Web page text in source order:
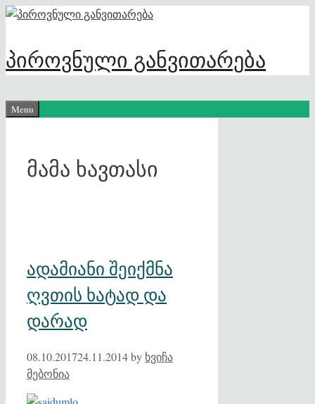
Skip
content
პიროვნული განვითარება
Menu
მამა ხავთასი
ადამიანი შეიქმნა
ღვთის ხატად და
დარად
08.10.201724.11.2014by ხვიჩა
მებონია